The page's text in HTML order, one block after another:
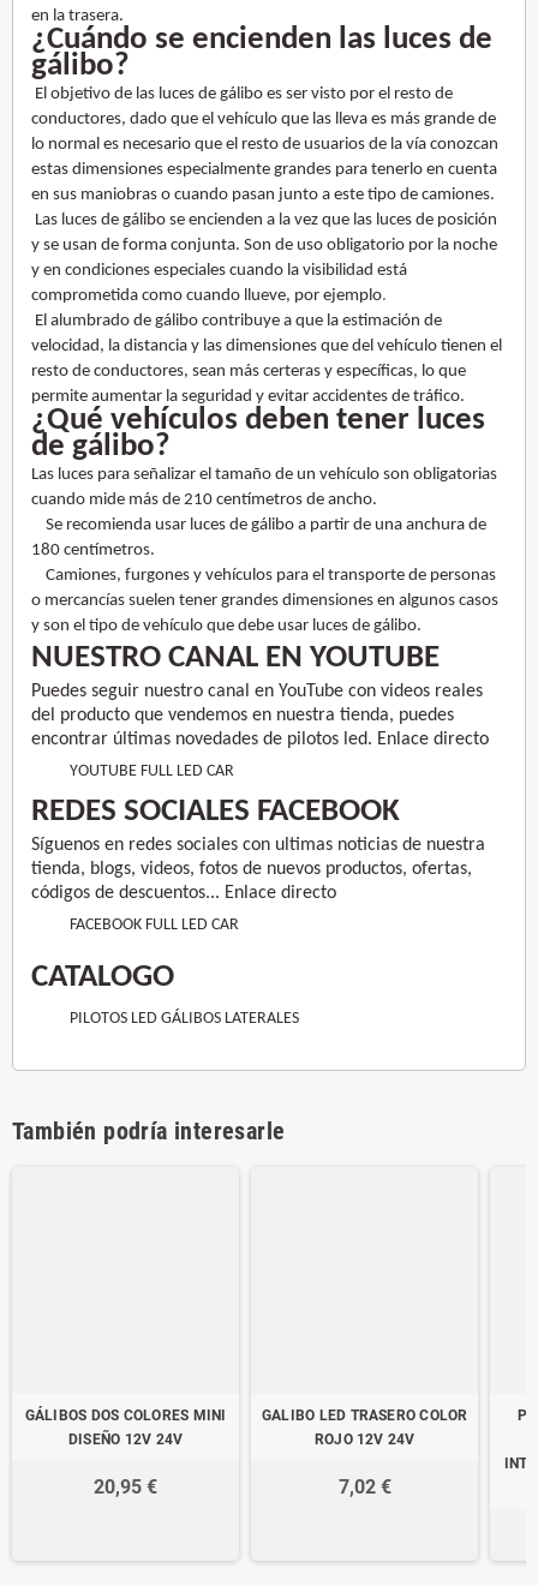
en la trasera.
¿Cuándo se encienden las luces de
gálibo?
El objetivo de las luces de gálibo es ser visto por el resto de
conductores, dado que el vehículo que las lleva es más grande de
lo normal es necesario que el resto de usuarios de la vía conozcan
estas dimensiones especialmente grandes para tenerlo en cuenta
en sus maniobras o cuando pasan junto a este tipo de camiones.
Las luces de gálibo se encienden a la vez que las luces de posición
y se usan de forma conjunta. Son de uso obligatorio por la noche
y en condiciones especiales cuando la visibilidad está
comprometida como cuando llueve, por ejemplo.
El alumbrado de gálibo contribuye a que la estimación de
velocidad, la distancia y las dimensiones que del vehículo tienen el
resto de conductores, sean más certeras y específicas, lo que
permite aumentar la seguridad y evitar accidentes de tráfico.
¿Qué vehículos deben tener luces
de gálibo?
Las luces para señalizar el tamaño de un vehículo son obligatorias
cuando mide más de 210 centímetros de ancho.
Se recomienda usar luces de gálibo a partir de una anchura de
180 centímetros.
Camiones, furgones y vehículos para el transporte de personas
o mercancías suelen tener grandes dimensiones en algunos casos
y son el tipo de vehículo que debe usar luces de gálibo.
NUESTRO CANAL EN YOUTUBE
Puedes seguir nuestro canal en YouTube con videos reales
del producto que vendemos en nuestra tienda, puedes
encontrar últimas novedades de pilotos led. Enlace directo
YOUTUBE FULL LED CAR
REDES SOCIALES FACEBOOK
Síguenos en redes sociales con ultimas noticias de nuestra
tienda, blogs, videos, fotos de nuevos productos, ofertas,
códigos de descuentos... Enlace directo
FACEBOOK FULL LED CAR
CATALOGO
PILOTOS LED GÁLIBOS LATERALES
También podría interesarle
GÁLIBOS DOS COLORES MINI
DISEÑO 12V 24V
20,95 €
GALIBO LED TRASERO COLOR
ROJO 12V 24V
7,02 €